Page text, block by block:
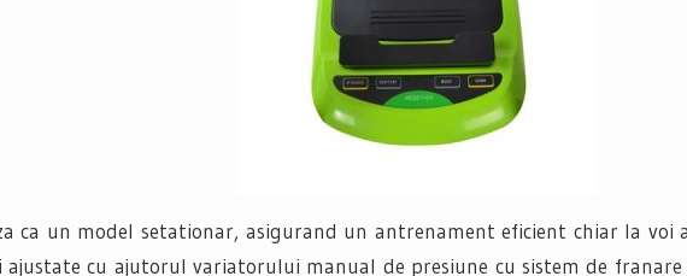
ca un model setationar, asigurand un antrenament eficient chiar la voi
ajustate cu ajutorul variatorului manual de presiune cu sistem de